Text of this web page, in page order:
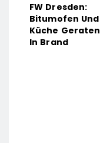
FW Dresden:
Bitumofen Und
Küche Geraten
In Brand